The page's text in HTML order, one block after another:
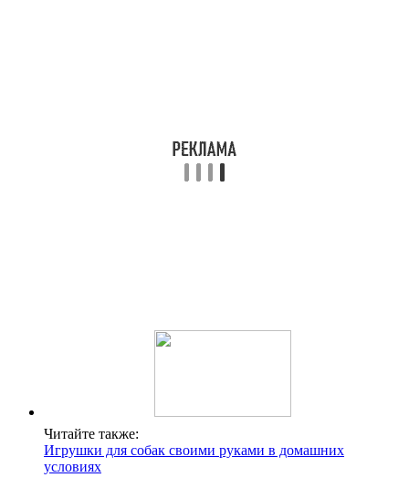
Читайте также:
Игрушки для собак своими руками в домашних
условиях